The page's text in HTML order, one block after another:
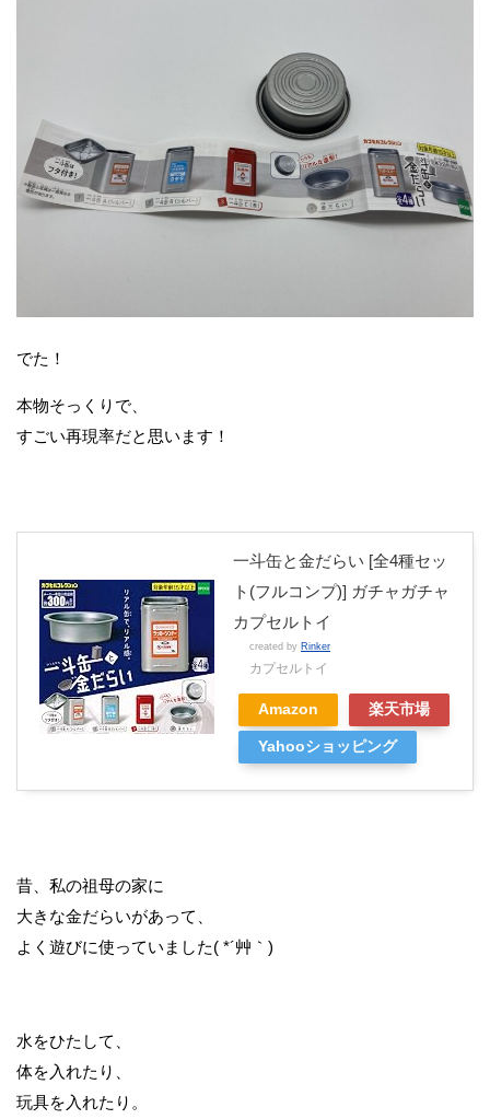
でた！
本物そっくりで、
すごい再現率だと思います！
一斗缶と金だらい [全4種セッ
ト(フルコンプ)] ガチャガチャ
カプセルトイ
created by Rinker
カプセルトイ
Amazon 楽天市場
Yahooショッピング
昔、私の祖母の家に
大きな金だらいがあって、
よく遊びに使っていました( *´艸｀)
水をひたして、
体を入れたり、
玩具を入れたり。